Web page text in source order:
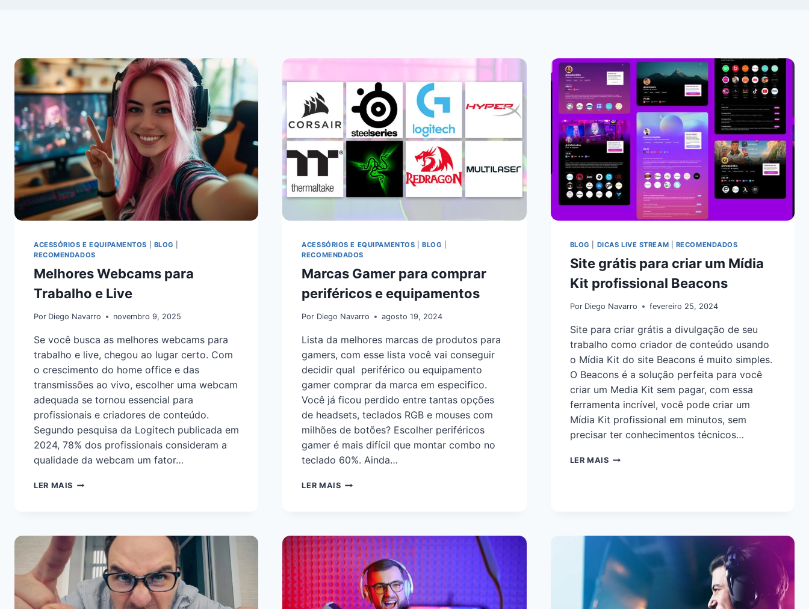
ACESSÓRIOS E EQUIPAMENTOS BLOG
RECOMENDADOS
Melhores Webcams para
Trabalho e Live
Por Diego Navarro novembro 9, 2025
Se você busca as melhores webcams para
trabalho e live, chegou ao lugar certo. Com
o crescimento do home office e das
transmissões ao vivo, escolher uma webcam
adequada se tornou essencial para
profissionais e criadores de conteúdo.
Segundo pesquisa da Logitech publicada em
2024, 78% dos profissionais consideram a
qualidade da webcam um fator…
LER MAIS
ACESSÓRIOS E EQUIPAMENTOS |BLOG
RECOMENDADOS
Marcas Gamer para comprar
periféricos e equipamentos
Por Diego Navarro agosto 19, 2024
Lista da melhores marcas de produtos para
gamers, com esse lista você vai conseguir
decidir qual periférico ou equipamento
gamer comprar da marca em especifico.
Você já ficou perdido entre tantas opções
de headsets, teclados RGB e mouses com
milhões de botões? Escolher periféricos
gamer é mais difícil que montar combo no
teclado 60%. Ainda…
LER MAIS
BLOG DICAS LIVE STREAM RECOMENDADOS
Site grátis para criar um Mídia
Kit profissional Beacons
Por Diego Navarro fevereiro 25, 2024
Site para criar grátis a divulgação de seu
trabalho como criador de conteúdo usando
o Mídia Kit do site Beacons é muito simples.
O Beacons é a solução perfeita para você
criar um Media Kit sem pagar, com essa
ferramenta incrível, você pode criar um
Mídia Kit profissional em minutos, sem
precisar ter conhecimentos técnicos…
LER MAIS